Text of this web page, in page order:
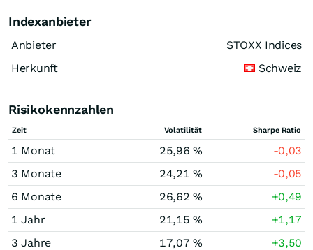
Indexanbieter
Anbieter
STOXX Indices
Herkunft
Schweiz
Risikokennzahlen
Zeit Volatilität Sharpe Ratio
1 Monat 25,96 %
-0,03
3 Monate
24,21 %
-0,05
6 Monate
26,62 %
+0,49
1 Jahr
21,15 %
+1,17
3 Jahre
17,07 %
+3,50